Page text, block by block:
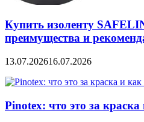
Купить изоленту
преимущества и
13.07.202616.07.2026
Pinotex: что это за